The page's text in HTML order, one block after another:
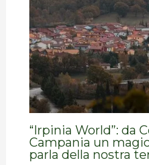
“Irpinia World”: da
Campania un
parla della nostra